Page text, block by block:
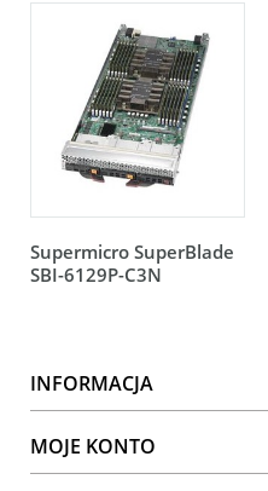
Supermicro SuperBlade
SBI-6129P-C3N
INFORMACJA
MOJE KONTO